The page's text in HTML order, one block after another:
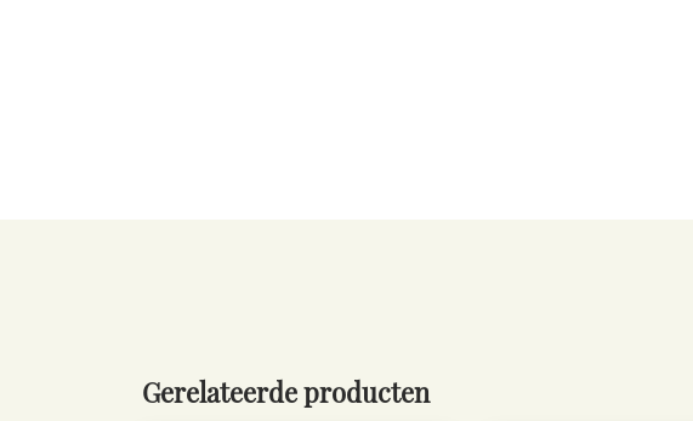
Gerelateerde producten